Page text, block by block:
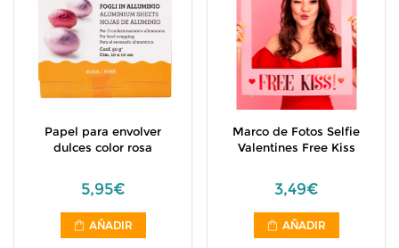
Papel para envolver
dulces color rosa
5,95€
AÑADIR
Marco de Fotos Selfie
Valentines Free Kiss
3,49€
AÑADIR